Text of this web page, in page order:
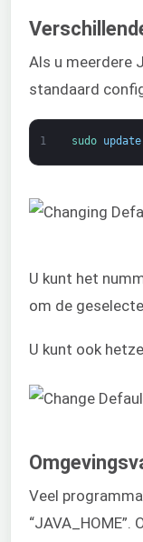
Als u meerdere
standaard
1 sudo update
U kunt het
om de
U kunt ook
Veel